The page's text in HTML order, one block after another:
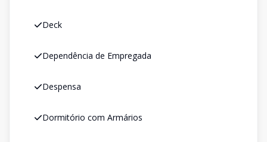
Deck
Dependência de Empregada
Despensa
Dormitório com Armários